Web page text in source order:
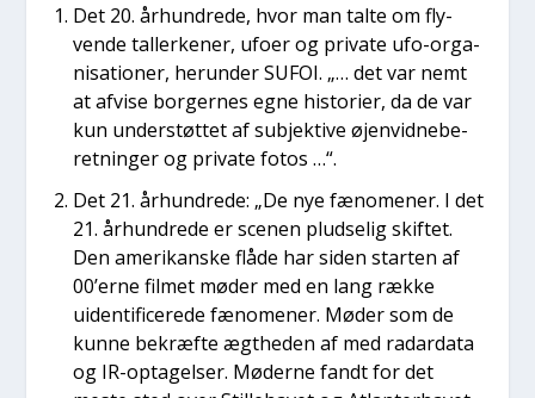
Det 20. århund­re­de, hvor man tal­te om fly­
ven­de tal­ler­ke­ner, ufo­er og pri­va­te ufo-orga­
ni­sa­tio­ner, her­un­der SUFOI. „… det var nemt
at afvi­se bor­ger­nes egne histo­ri­er, da de var
kun under­støt­tet af sub­jek­ti­ve øjen­vid­ne­be­
ret­nin­ger og pri­va­te fotos …“.
Det 21. århund­re­de: „De nye fæno­me­ner. I det
21. århund­re­de er sce­nen plud­se­lig skif­tet.
Den ame­ri­kan­ske flå­de har siden star­ten af
00’erne fil­met møder med en lang ræk­ke
uiden­ti­fi­ce­re­de fæno­me­ner. Møder som de
kun­ne bekræf­te ægt­he­den af med radar­da­ta
og IR-opta­gel­ser. Møde­r­ne fandt for det